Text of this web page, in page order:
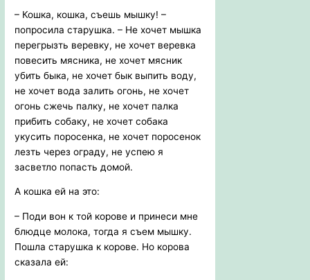
– Кошка, кошка, съешь мышку! –
попросила старушка. – Не хочет мышка
перегрызть веревку, не хочет веревка
повесить мясника, не хочет мясник
убить быка, не хочет бык выпить воду,
не хочет вода залить огонь, не хочет
огонь сжечь палку, не хочет палка
прибить собаку, не хочет собака
укусить поросенка, не хочет поросенок
лезть через ограду, не успею я
засветло попасть домой.
А кошка ей на это:
– Поди вон к той корове и принеси мне
блюдце молока, тогда я съем мышку.
Пошла старушка к корове. Но корова
сказала ей: